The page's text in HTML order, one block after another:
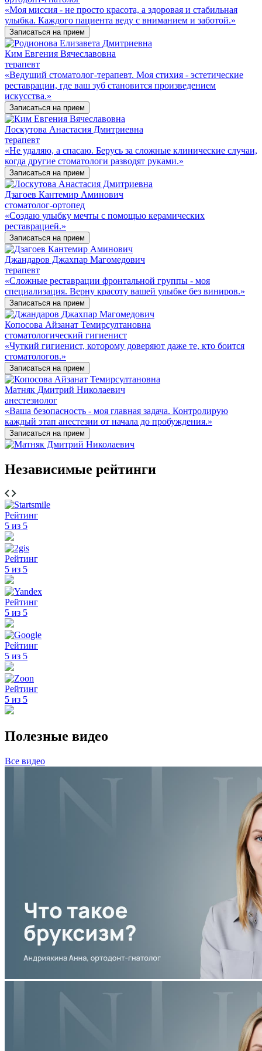
«Моя миссия - не просто красота, а здоровая и стабильная
улыбка. Каждого пациента веду с вниманием и заботой.»
Записаться на прием
Ким Евгения Вячеславовна
терапевт
«Ведущий стоматолог-терапевт. Моя стихия - эстетические
реставрации, где ваш зуб становится произведением
искусства.»
Записаться на прием
Лоскутова Анастасия Дмитриевна
терапевт
«Не удаляю, а спасаю. Берусь за сложные клинические случаи,
когда другие стоматологи разводят руками.»
Записаться на прием
Дзагоев Кантемир Аминович
стоматолог-ортопед
«Создаю улыбку мечты с помощью керамических
реставрацией.»
Записаться на прием
Джандаров Джахпар Магомедович
терапевт
«Сложные реставрации фронтальной группы - моя
специализация. Верну красоту вашей улыбке без виниров.»
Записаться на прием
Копосова Айзанат Темирсултановна
стоматологический гигиенист
«Чуткий гигиенист, которому доверяют даже те, кто боится
стоматологов.»
Записаться на прием
Матняк Дмитрий Николаевич
анестезиолог
«Ваша безопасность - моя главная задача. Контролирую
каждый этап анестезии от начала до пробуждения.»
Записаться на прием
Независимые рейтинги
Рейтинг
5 из 5
Рейтинг
5 из 5
Рейтинг
5 из 5
Рейтинг
5 из 5
Рейтинг
5 из 5
Полезные видео
Все видео